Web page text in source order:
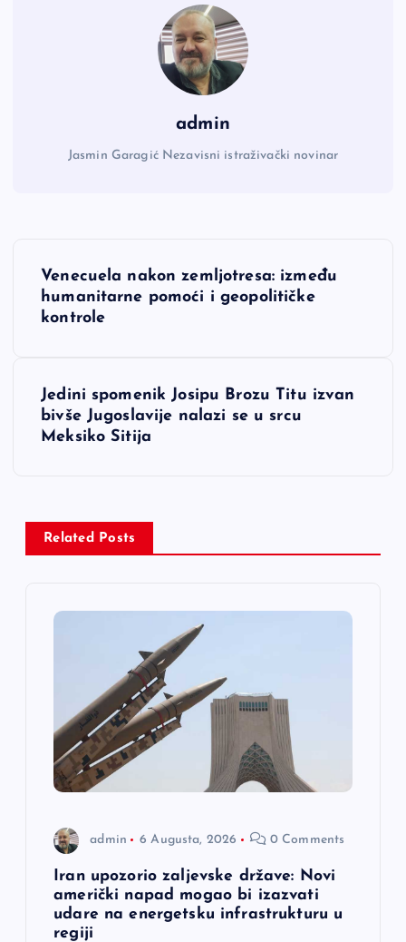
admin
Jasmin Garagić Nezavisni istraživački novinar
N
c
Venecuela nakon zemljotresa: između
humanitarne pomoći i geopolitičke
kontrole
Jedini spomenik Josipu Brozu Titu izvan
bivše Jugoslavije nalazi se u srcu
Meksiko Sitija
Related Posts
admin 6 Augusta, 2026 0 Comments
Iran upozorio zaljevske države: Novi
američki napad mogao bi izazvati
udare na energetsku infrastrukturu u
regiji